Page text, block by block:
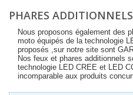
PHARES
Nous proposons également des
moto équipés de la technologie
proposés ,sur notre site sont
Nos feux et phares additionnels
technologie LED CREE et LED
incomparable aux produits